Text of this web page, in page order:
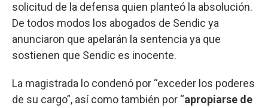
solicitud de la defensa quien planteó la absolución.
De todos modos los abogados de Sendic ya
anunciaron que apelarán la sentencia ya que
sostienen que Sendic es inocente.
La magistrada lo condenó por “exceder los poderes
de su cargo”, así como también por “apropiarse de